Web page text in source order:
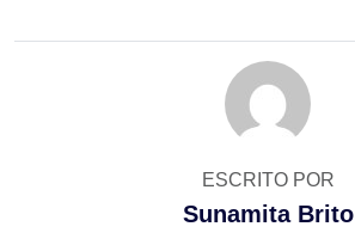
ESCRITO POR
Sunamita Brito